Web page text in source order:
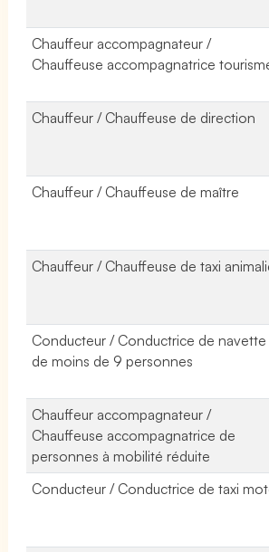
Chauffeur accompagnateur /
Chauffeuse accompagnatrice
Chauffeur / Chauffeuse de direction
Chauffeur / Chauffeuse de maître
Chauffeur / Chauffeuse de taxi
Conducteur / Conductrice de navette
de moins de 9 personnes
Chauffeur accompagnateur /
Chauffeuse accompagnatrice de
personnes à mobilité réduite
Conducteur / Conductrice de taxi